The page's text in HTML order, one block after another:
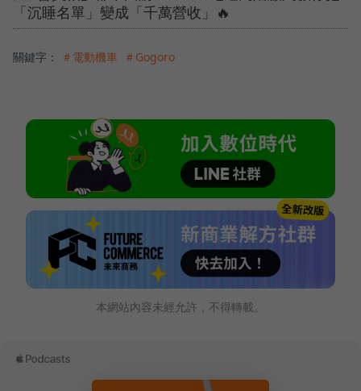
「沉睡名單」變成「千萬營收」🔥
關鍵字： ＃電動機車 ＃Gogoro
本網站內容未經允許，不得轉載。